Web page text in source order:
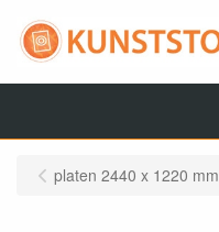
platen 2440 x 1220 mm